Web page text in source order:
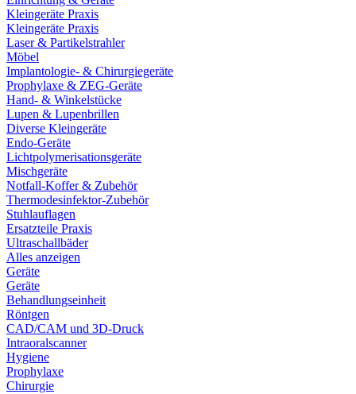
Kleingeräte Praxis
Kleingeräte Praxis
Laser & Partikelstrahler
Möbel
Implantologie- & Chirurgiegeräte
Prophylaxe & ZEG-Geräte
Hand- & Winkelstücke
Lupen & Lupenbrillen
Diverse Kleingeräte
Endo-Geräte
Lichtpolymerisationsgeräte
Mischgeräte
Notfall-Koffer & Zubehör
Thermodesinfektor-Zubehör
Stuhlauflagen
Ersatzteile Praxis
Ultraschallbäder
Alles anzeigen
Geräte
Geräte
Behandlungseinheit
Röntgen
CAD/CAM und 3D-Druck
Intraoralscanner
Hygiene
Prophylaxe
Chirurgie